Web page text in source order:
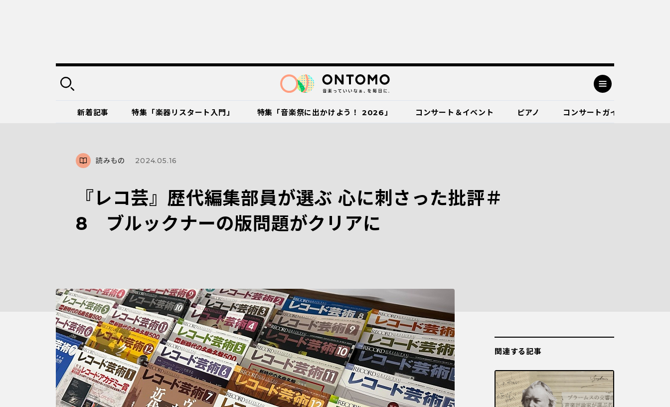
新着記事 特集「楽器リスタート入門」 特集「音楽祭に出かけよう！ 2026」 コンサート＆イベント ピアノ コンサートガイド
読みもの 2024.05.16
『レコ芸』歴代編集部員が選ぶ 心に刺さった批評＃
8 ブルックナーの版問題がクリアに
関連する記事